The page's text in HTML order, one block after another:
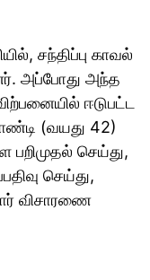
சந்திப்பு காவல்
அப்போது அந்த
ஈடுபட்ட
(வயது 42)
பறிமுதல் செய்து,
செய்து,
விசாரணை